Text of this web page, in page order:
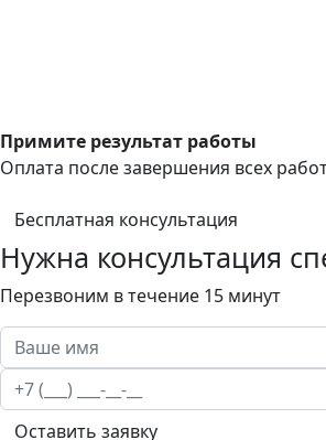
Примите результат работы
Оплата после завершения всех
Бесплатная консультация
Нужна консультация
Перезвоним в течение 15 минут
Оставить заявку